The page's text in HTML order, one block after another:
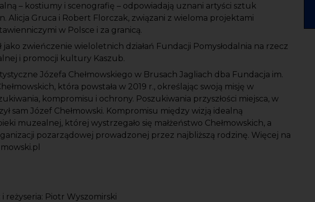
– kostiumy i scenografię – odpowiadają uznani artyści sztuk
Alicja Gruca i Robert Florczak, związani z wieloma projektami
w Polsce i za granicą.
jako zwieńczenie wieloletnich działań Fundacji Pomysłodalnia na rzecz
i promocji kultury Kaszub.
Józefa Chełmowskiego w Brusach Jagliach dba Fundacja im.
która powstała w 2019 r., określając swoją misję w
kompromisu i ochrony. Poszukiwania przyszłości miejsca, w
sam Józef Chełmowski. Kompromisu między wizją idealną
muzealnej, której wystrzegało się małżeństwo Chełmowskich, a
pozarządowej prowadzonej przez najbliższą rodzinę. Więcej na
reżyseria: Piotr Wyszomirski